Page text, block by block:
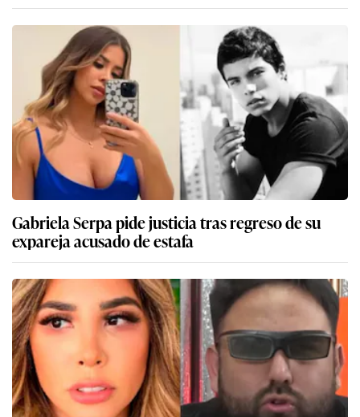
Gabriela Serpa pide justicia tras regreso de su
expareja acusado de estafa